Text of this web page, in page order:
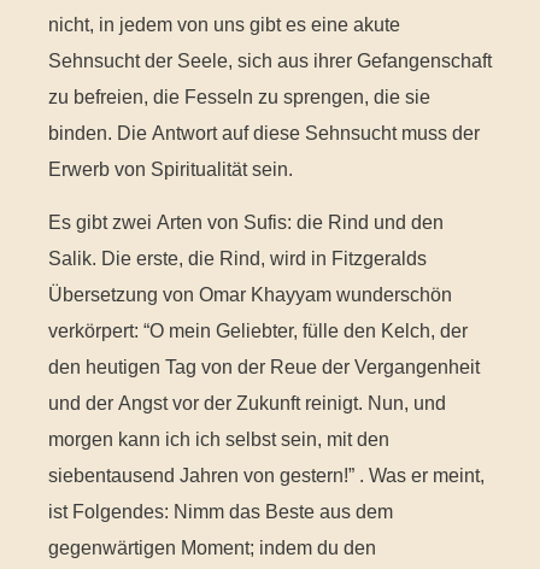
nicht, in jedem von uns gibt es eine akute
Sehnsucht der Seele, sich aus ihrer Gefangenschaft
zu befreien, die Fesseln zu sprengen, die sie
binden. Die Antwort auf diese Sehnsucht muss der
Erwerb von Spiritualität sein.
Es gibt zwei Arten von Sufis: die Rind und den
Salik. Die erste, die Rind, wird in Fitzgeralds
Übersetzung von Omar Khayyam wunderschön
verkörpert: “O mein Geliebter, fülle den Kelch, der
den heutigen Tag von der Reue der Vergangenheit
und der Angst vor der Zukunft reinigt. Nun, und
morgen kann ich ich selbst sein, mit den
siebentausend Jahren von gestern!” . Was er meint,
ist Folgendes: Nimm das Beste aus dem
gegenwärtigen Moment; indem du den